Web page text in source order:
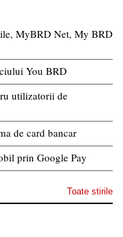
MyBRD Net, My BRD
You BRD
utilizatorii de
de card bancar
prin Google Pay
Toate stirile